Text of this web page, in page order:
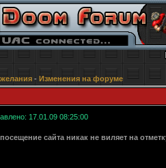
- Изменения на форуме
17.01.09 08:25:00
сайта никак не виляет на